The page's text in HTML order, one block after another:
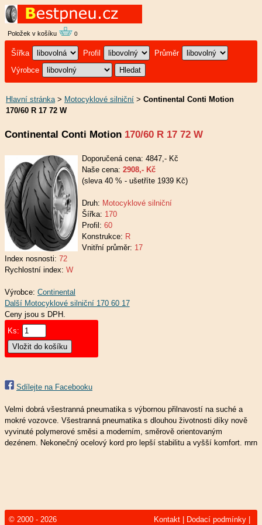
Položek v košíku 0
Šířka Profil
Průměr
Výrobce
Hlavní stránka> Motocyklové silniční > Continental Conti Motion
170/60 R 17 72 W
Continental Conti Motion 170/60 R 17 72 W
Doporučená cena: 4847,- Kč
Naše cena: 2908,- Kč
(sleva 40 % - ušetříte 1939 Kč)
Druh: Motocyklové silniční
Šířka: 170
Profil: 60
Konstrukce: R
Vnitřní průměr: 17
Index nosnosti: 72
Rychlostní index: W
Výrobce: Continental
Ceny jsou s DPH.
Ks:
Sdílejte na Facebooku
Velmi dobrá všestranná pneumatika s výbornou přilnavostí na suché a
mokré vozovce. Všestranná pneumatika s dlouhou životnosti díky nově
vyvinuté polymerové směsi a moderním, směrově orientovaným
dezénem. Nekonečný ocelový kord pro lepší stabilitu a vyšší komfort. rnrn
© 2000 - 2026 Kontakt Dodací podmínky